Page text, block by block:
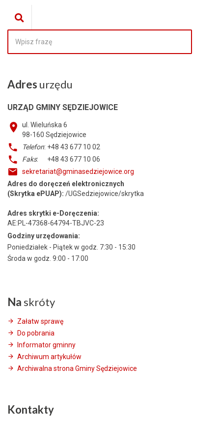
Adres urzędu
URZĄD GMINY SĘDZIEJOWICE
ul. Wieluńska 6
98-160 Sędziejowice
Telefon: +48 43 677 10 02
Faks: +48 43 677 10 06
sekretariat@gminasedziejowice.org
Adres do doręczeń elektronicznych
(Skrytka ePUAP): /UGSedziejowice/skrytka
Adres skrytki e-Doręczenia:
AE:PL-47368-64794-TBJVC-23
Godziny urzędowania:
Poniedziałek - Piątek w godz. 7:30 - 15:30
Środa w godz. 9:00 - 17:00
Na skróty
Załatw sprawę
Do pobrania
Informator gminny
Archiwum artykułów
Archiwalna strona Gminy Sędziejowice
Kontakty